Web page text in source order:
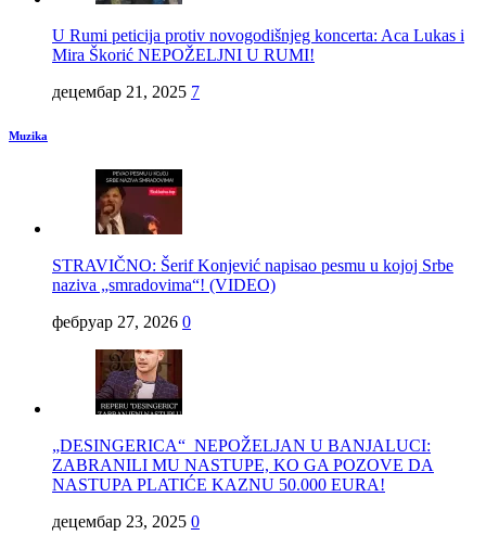
U Rumi peticija protiv novogodišnjeg koncerta: Aca Lukas i
Mira Škorić NEPOŽELJNI U RUMI!
децембар 21, 2025 7
Muzika
STRAVIČNO: Šerif Konjević napisao pesmu u kojoj Srbe
naziva „smradovima“! (VIDEO)
фебруар 27, 2026 0
„DESINGERICA“ NEPOŽELJAN U BANJALUCI:
ZABRANILI MU NASTUPE, KO GA POZOVE DA
NASTUPA PLATIĆE KAZNU 50.000 EURA!
децембар 23, 2025 0